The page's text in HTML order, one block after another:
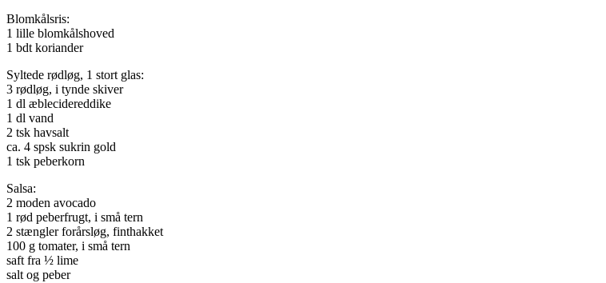
Blomkålsris:
1 lille blomkålshoved
1 bdt koriander
Syltede rødløg, 1 stort glas:
3 rødløg, i tynde skiver
1 dl æblecidereddike
1 dl vand
2 tsk havsalt
ca. 4 spsk sukrin gold
1 tsk peberkorn
Salsa:
2 moden avocado
1 rød peberfrugt, i små tern
2 stængler forårsløg, finthakket
100 g tomater, i små tern
saft fra ½ lime
salt og peber